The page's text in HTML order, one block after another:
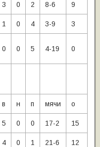
3 0 2 8-6 9
1 0 4 3-9 3
0 0 5 4-19 0
в н п мячи о
5 0 0 17-2 15
4 0 1 21-6 12